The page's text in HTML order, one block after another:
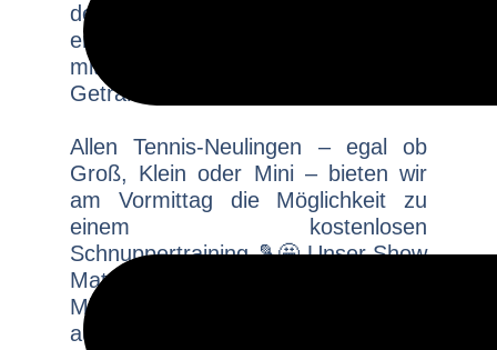
den ganzen Tag nicht nur mit
erstklassigem Tennis sondern auch
mit vielen Leckereien und
Getränken ☕🍰🥤
Allen Tennis-Neulingen – egal ob
Groß, Klein oder Mini – bieten wir
am Vormittag die Möglichkeit zu
einem kostenlosen
Schnuppertraining 🎾🤩 Unser Show
Match, das allen Besuchern am
Mittag offen steht, solltet ihr euch
auf keinen Fall entgehen lassen!!!